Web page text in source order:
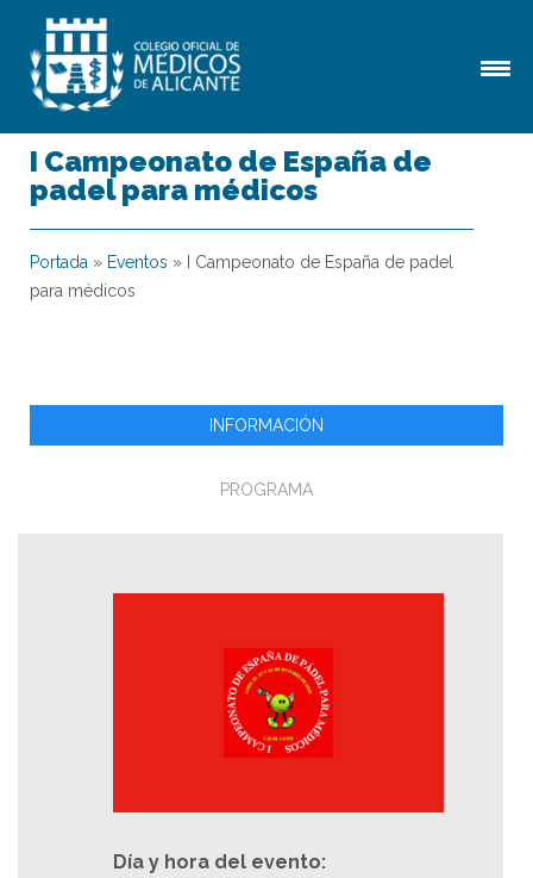
I Campeonato de España de
padel para médicos
Portada » Eventos »
I Campeonato de España de padel
para médicos
INFORMACIÓN
PROGRAMA
Día y hora del evento: